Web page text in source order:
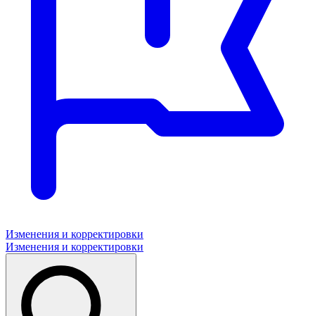
Изменения и корректировки
Изменения и корректировки